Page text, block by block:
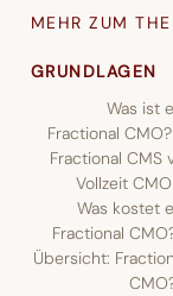
MEHR ZUM
GRUNDLAGEN
Was ist
Fractional
Fractional CMS
Vollzeit
Was kostet
Fractional
Übersicht: